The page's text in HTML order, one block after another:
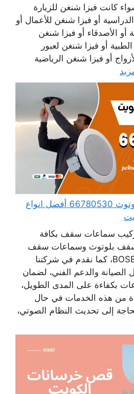
كانت فيزا شنغن للزيارة
أو فيزا شنغن للأعمال أو
أو الأصدقاء أو فيزا شنغن
أو فيزا شنغن لعبور
أو فيزا شنغن الرياضية
فني سماعات سقف بلوتوث 66780530 أفضل انواع
سماعات سقف بكافة
سقف بلوتوث وسماعات سقف
JPL وسماعات سقف BOSE، كما نقدم في شركتنا
الصيانة والدعم الفني، لضمان
بكفاءة على المدى الطويل،
من هذه الخدمات في حال
إلى تحديث النظام الصوتي،